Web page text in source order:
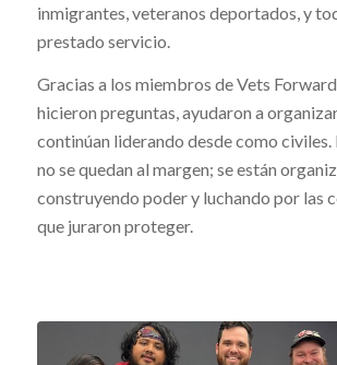
inmigrantes, veteranos deportados, y
prestado servicio.
Gracias a los miembros de Vets
hicieron preguntas, ayudaron a
continúan liderando desde como civiles.
no se quedan al margen; se están
construyendo poder y luchando por las
que juraron proteger.